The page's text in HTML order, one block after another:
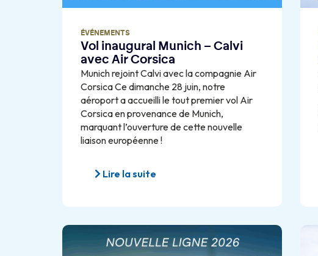
ÉVÉNEMENTS
Vol inaugural Munich – Calvi
avec Air Corsica
Munich rejoint Calvi avec la compagnie Air
Corsica Ce dimanche 28 juin, notre
aéroport a accueilli le tout premier vol Air
Corsica en provenance de Munich,
marquant l’ouverture de cette nouvelle
liaison européenne !
Lire la suite